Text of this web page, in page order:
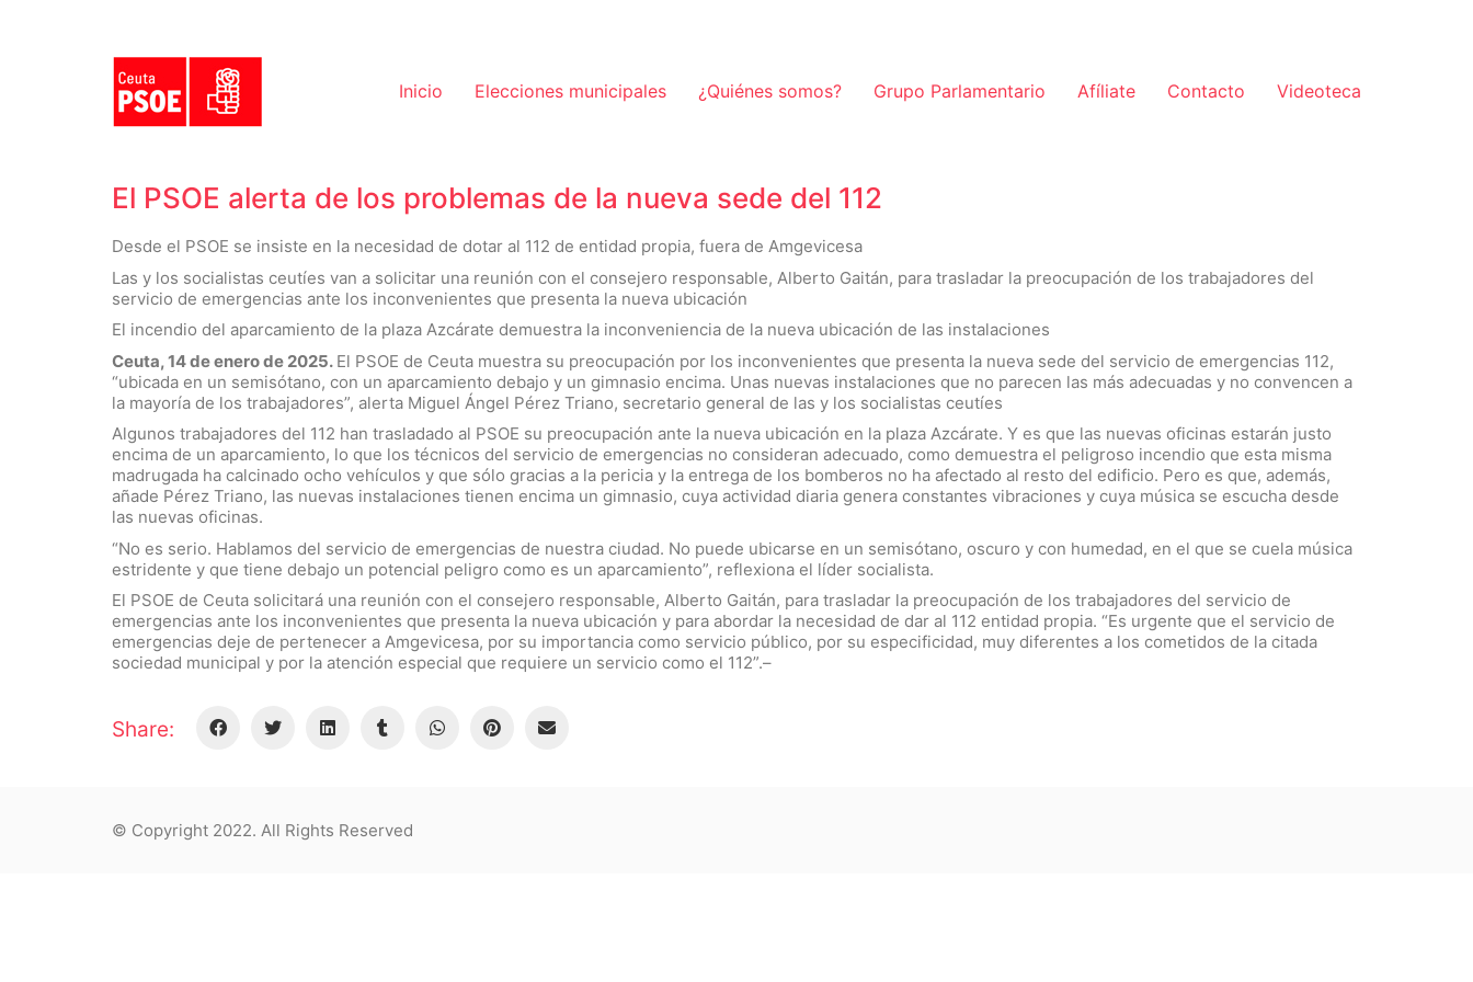
Inicio Elecciones municipales ¿Quiénes somos? Grupo Parlamentario Afíliate Contacto Videoteca
El PSOE alerta de los problemas de la nueva sede del 112
Desde el PSOE se insiste en la necesidad de dotar al 112 de entidad propia, fuera de Amgevicesa
Las y los socialistas ceutíes van a solicitar una reunión con el consejero responsable, Alberto Gaitán, para trasladar la preocupación de los trabajadores del
servicio de emergencias ante los inconvenientes que presenta la nueva ubicación
El incendio del aparcamiento de la plaza Azcárate demuestra la inconveniencia de la nueva ubicación de las instalaciones
Ceuta, 14 de enero de 2025. El PSOE de Ceuta muestra su preocupación por los inconvenientes que presenta la nueva sede del servicio de emergencias 112,
“ubicada en un semisótano, con un aparcamiento debajo y un gimnasio encima. Unas nuevas instalaciones que no parecen las más adecuadas y no convencen a
la mayoría de los trabajadores”, alerta Miguel Ángel Pérez Triano, secretario general de las y los socialistas ceutíes
Algunos trabajadores del 112 han trasladado al PSOE su preocupación ante la nueva ubicación en la plaza Azcárate. Y es que las nuevas oficinas estarán justo
encima de un aparcamiento, lo que los técnicos del servicio de emergencias no consideran adecuado, como demuestra el peligroso incendio que esta misma
madrugada ha calcinado ocho vehículos y que sólo gracias a la pericia y la entrega de los bomberos no ha afectado al resto del edificio. Pero es que, además,
añade Pérez Triano, las nuevas instalaciones tienen encima un gimnasio, cuya actividad diaria genera constantes vibraciones y cuya música se escucha desde
las nuevas oficinas.
“No es serio. Hablamos del servicio de emergencias de nuestra ciudad. No puede ubicarse en un semisótano, oscuro y con humedad, en el que se cuela música
estridente y que tiene debajo un potencial peligro como es un aparcamiento”, reflexiona el líder socialista.
El PSOE de Ceuta solicitará una reunión con el consejero responsable, Alberto Gaitán, para trasladar la preocupación de los trabajadores del servicio de
emergencias ante los inconvenientes que presenta la nueva ubicación y para abordar la necesidad de dar al 112 entidad propia. “Es urgente que el servicio de
emergencias deje de pertenecer a Amgevicesa, por su importancia como servicio público, por su especificidad, muy diferentes a los cometidos de la citada
sociedad municipal y por la atención especial que requiere un servicio como el 112”.–
Share:
© Copyright 2022. All Rights Reserved